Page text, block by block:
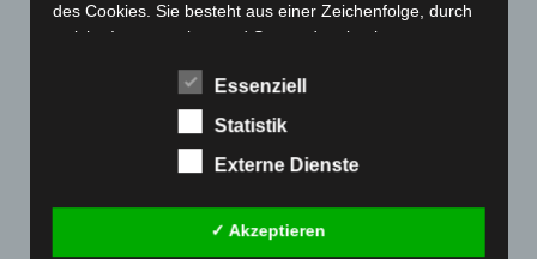
Januar 2022(190)
(215)
(180)
des Cookies. Sie besteht aus einer Zeichenfolge, durch
welche Internetseiten und Server dem konkreten
Cookie gespeichert wurde. Dies ermöglicht es den
besuchten Internetseiten und Servern, den individuellen
Internetbrowsern, die andere Cookies enthalten, zu
über die eindeutige Cookie-ID wiedererkannt und
Essenziell
Statistik
Externe Dienste
✓ Akzeptieren